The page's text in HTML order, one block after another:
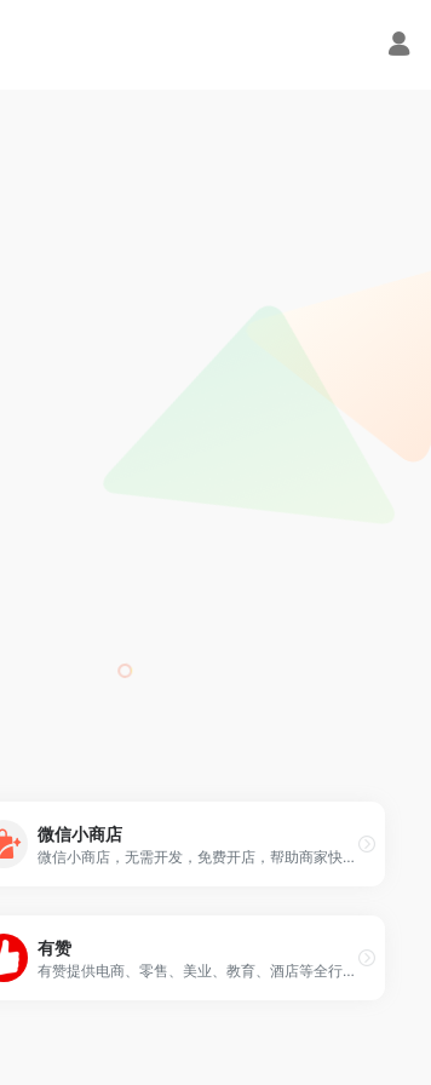
微信小商店
微信小商店，无需开发，免费开店，帮助商家快速生成卖货小程序 享有完整小商店功能，适合无开发能力且没有小程序的商家注册。
有赞
有赞提供电商、零售、美业、教育、酒店等全行业经营增长解决方案，帮助商家全渠道私域营销、直播带货、出海营销，数字化赋能导购管理、会员运营和私域社群运营，带动业务全面增长。